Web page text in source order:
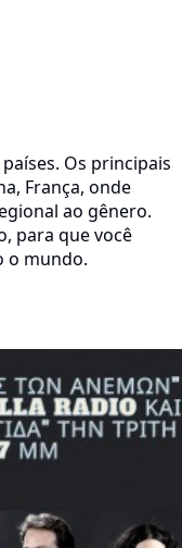
Os principais
França, onde
ao gênero.
para que você
o mundo.